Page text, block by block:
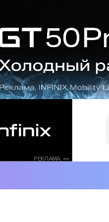
РЕКЛАМА •••